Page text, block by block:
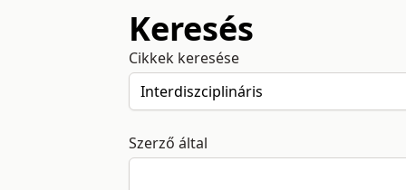
Keresés
Cikkek keresése
Szerző által